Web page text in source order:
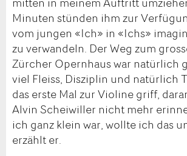
Minuten stünden ihm zur
vom jungen «Ich» in «Ichs»
zu verwandeln. Der Weg zum
Zürcher Opernhaus war natürlich
viel Fleiss, Disziplin und natürlich
das erste Mal zur Violine griff,
Alvin Scheiwiller nicht mehr
ich ganz klein war, wollte ich das
erzählt er.